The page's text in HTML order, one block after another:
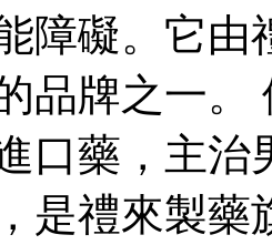
障礙。它
品牌之一。
口藥，主
是禮來製藥